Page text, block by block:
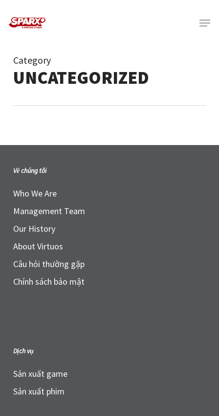
Menu
Category
UNCATEGORIZED
Về chúng tôi
Who We Are
Management Team
Our History
About Virtuos
Câu hỏi thường gặp
Chính sách bảo mật
Dịch vụ
Sản xuất game
Sản xuất phim